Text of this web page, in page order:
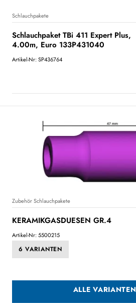
Schlauchpakete
Schlauchpaket TBi 411 Expert Plus,
4.00m, Euro 133P431040
Artikel-Nr: SP436764
Zubehör Schlauchpakete
KERAMIKGASDUESEN GR.4
Artikel-Nr: 5500215
6 VARIANTEN
ALLE VARIANTEN